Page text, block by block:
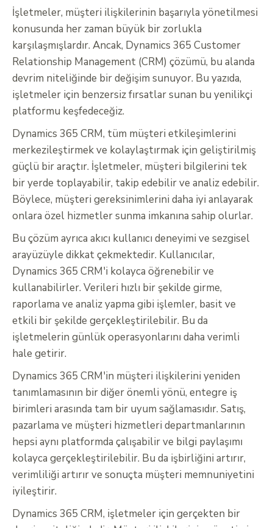
İşletmeler, müşteri ilişkilerinin başarıyla yönetilmesi
konusunda her zaman büyük bir zorlukla
karşılaşmışlardır. Ancak, Dynamics 365 Customer
Relationship Management (CRM) çözümü, bu alanda
devrim niteliğinde bir değişim sunuyor. Bu yazıda,
işletmeler için benzersiz fırsatlar sunan bu yenilikçi
platformu keşfedeceğiz.
Dynamics 365 CRM, tüm müşteri etkileşimlerini
merkezileştirmek ve kolaylaştırmak için geliştirilmiş
güçlü bir araçtır. İşletmeler, müşteri bilgilerini tek
bir yerde toplayabilir, takip edebilir ve analiz edebilir.
Böylece, müşteri gereksinimlerini daha iyi anlayarak
onlara özel hizmetler sunma imkanına sahip olurlar.
Bu çözüm ayrıca akıcı kullanıcı deneyimi ve sezgisel
arayüzüyle dikkat çekmektedir. Kullanıcılar,
Dynamics 365 CRM'i kolayca öğrenebilir ve
kullanabilirler. Verileri hızlı bir şekilde girme,
raporlama ve analiz yapma gibi işlemler, basit ve
etkili bir şekilde gerçekleştirilebilir. Bu da
işletmelerin günlük operasyonlarını daha verimli
hale getirir.
Dynamics 365 CRM'in müşteri ilişkilerini yeniden
tanımlamasının bir diğer önemli yönü, entegre iş
birimleri arasında tam bir uyum sağlamasıdır. Satış,
pazarlama ve müşteri hizmetleri departmanlarının
hepsi aynı platformda çalışabilir ve bilgi paylaşımı
kolayca gerçekleştirilebilir. Bu da işbirliğini artırır,
verimliliği artırır ve sonuçta müşteri memnuniyetini
iyileştirir.
Dynamics 365 CRM, işletmeler için gerçekten bir